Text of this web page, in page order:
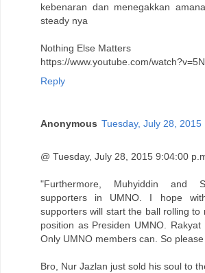
kebenaran dan menegakkan
steady nya
Nothing Else Matters
https://www.youtube.com/
Reply
Anonymous Tuesday, July 28, 2015
@ Tuesday, July 28, 2015 9:04:00
"Furthermore, Muhyiddin and
supporters in UMNO. I hope
supporters will start the ball rolling to
position as Presiden UMNO. Rakyat
Only UMNO members can. So
Bro, Nur Jazlan just sold his soul to